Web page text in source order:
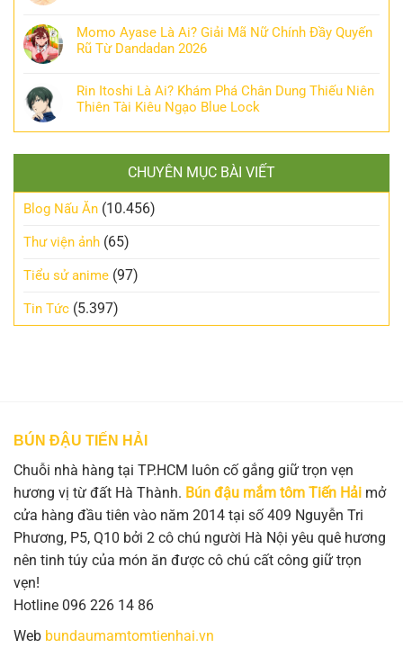
Momo Ayase Là Ai? Giải Mã Nữ Chính Đầy Quyến
Rũ Từ Dandadan 2026
Rin Itoshi Là Ai? Khám Phá Chân Dung Thiếu Niên
Thiên Tài Kiêu Ngạo Blue Lock
CHUYÊN MỤC BÀI VIẾT
Blog Nấu Ăn (10.456)
Thư viện ảnh (65)
Tiểu sử anime (97)
Tin Tức (5.397)
BÚN ĐẬU TIẾN HẢI
Chuỗi nhà hàng tại TP.HCM luôn cố gắng giữ trọn vẹn
hương vị từ đất Hà Thành. Bún đậu mắm tôm Tiến Hải mở
cửa hàng đầu tiên vào năm 2014 tại số 409 Nguyễn Tri
Phương, P5, Q10 bởi 2 cô chú người Hà Nội yêu quê hương
nên tinh túy của món ăn được cô chú cất công giữ trọn
vẹn!
Hotline 096 226 14 86
Web bundaumamtomtienhai.vn